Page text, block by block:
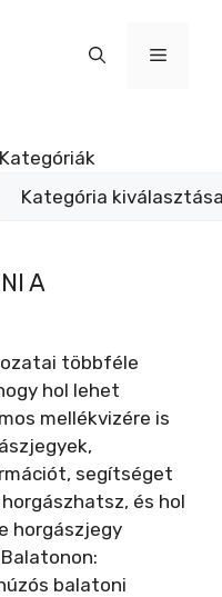
Menü
Kategóriák
A
többféle
hol lehet
mellékvizére is
segítséget
és hol
horgászjegy
balatoni